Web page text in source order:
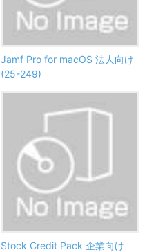
Jamf Pro for macOS 法人向け
(25-249)
Stock Credit Pack 企業向け